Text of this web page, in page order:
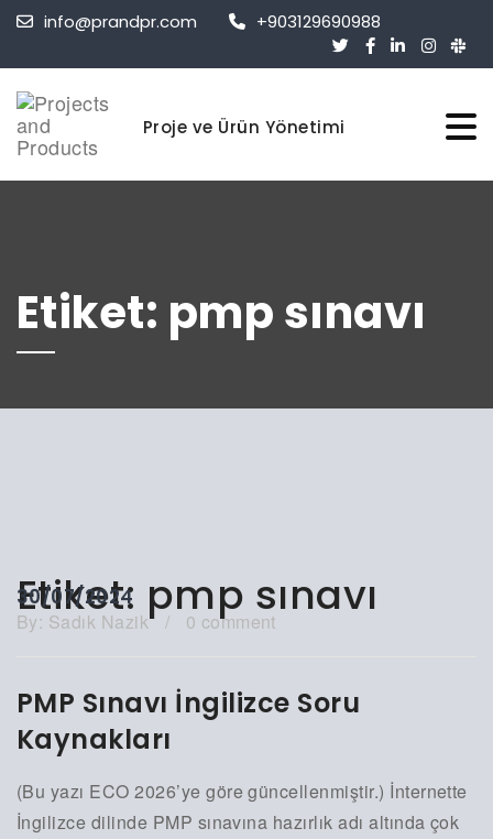
info@prandpr.com +903129690988
Proje ve Ürün Yönetimi
Etiket: pmp sınavı
Etiket: pmp sınavı
30/07/2024
By: Sadık Nazik / 0 comment
PMP Sınavı İngilizce Soru
Kaynakları
(Bu yazı ECO 2026’ye göre güncellenmiştir.) İnternette
İngilizce dilinde PMP sınavına hazırlık adı altında çok